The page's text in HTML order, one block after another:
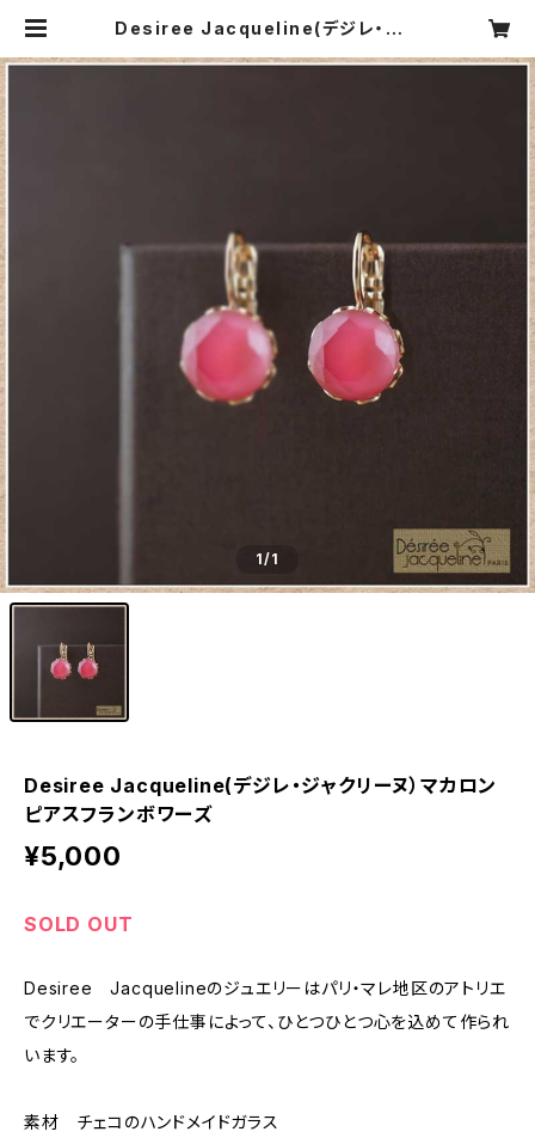
Desiree Jacqueline(デジレ・ジャ
ズ | CARNIER MIKI
1/1
Desiree Jacqueline(デジレ・ジャクリーヌ）マカロン
ピアスフランボワーズ
¥5,000
SOLD OUT
Desiree Jacquelineのジュエリーはパリ・マレ地区のアトリエ
でクリエーターの手仕事によって、ひとつひとつ心を込めて作られ
います。
素材 チェコのハンドメイドガラス